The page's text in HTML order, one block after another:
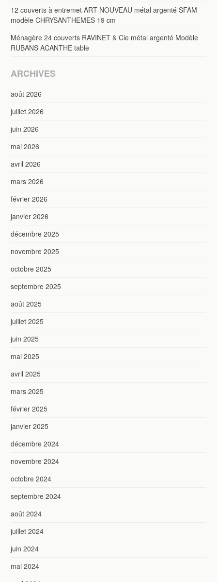
12 couverts à entremet ART NOUVEAU métal argenté SFAM
modèle CHRYSANTHEMES 19 cm
Ménagère 24 couverts RAVINET & Cie métal argenté Modèle
RUBANS ACANTHE table
ARCHIVES
août 2026
juillet 2026
juin 2026
mai 2026
avril 2026
mars 2026
février 2026
janvier 2026
décembre 2025
novembre 2025
octobre 2025
septembre 2025
août 2025
juillet 2025
juin 2025
mai 2025
avril 2025
mars 2025
février 2025
janvier 2025
décembre 2024
novembre 2024
octobre 2024
septembre 2024
août 2024
juillet 2024
juin 2024
mai 2024